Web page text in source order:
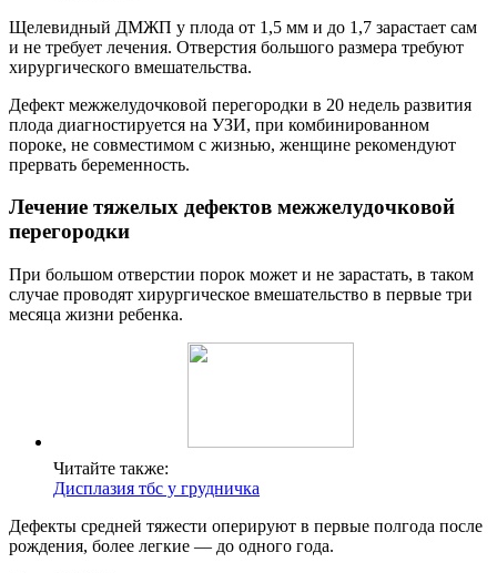
Щелевидный ДМЖП у плода от 1,5 мм и до 1,7 зарастает сам
и не требует лечения. Отверстия большого размера требуют
хирургического вмешательства.
Дефект межжелудочковой перегородки в 20 недель развития
плода диагностируется на УЗИ, при комбинированном
пороке, не совместимом с жизнью, женщине рекомендуют
прервать беременность.
Лечение тяжелых дефектов межжелудочковой
перегородки
При большом отверстии порок может и не зарастать, в таком
случае проводят хирургическое вмешательство в первые три
месяца жизни ребенка.
Читайте также:
Дисплазия тбс у грудничка
Дефекты средней тяжести оперируют в первые полгода после
рождения, более легкие — до одного года.